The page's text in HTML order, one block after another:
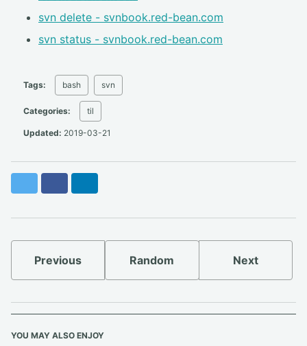
svn delete - svnbook.red-bean.com
svn status - svnbook.red-bean.com
Tags: bash svn
Categories: til
Updated: 2019-03-21
Previous Random Next
YOU MAY ALSO ENJOY